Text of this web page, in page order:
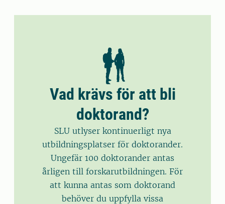
Vad krävs för att bli
doktorand?
SLU utlyser kontinuerligt nya
utbildningsplatser för doktorander.
Ungefär 100 doktorander antas
årligen till forskarutbildningen. För
att kunna antas som doktorand
behöver du uppfylla vissa